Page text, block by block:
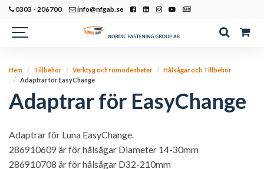
0303 - 206700 info@nfgab.se
Hem Tillbehör Verktyg och förnödenheter
Hålsågar och Tillbehör
Adaptrar för EasyChange
Adaptrar för EasyChange
Adaptrar för Luna EasyChange.
286910609 är för hålsågar Diameter 14-30mm
286910708 är för hålsågar D32-210mm